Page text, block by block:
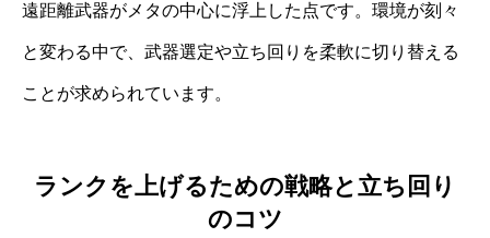
遠距離武器がメタの中心に浮上した点です。環境が刻々
と変わる中で、武器選定や立ち回りを柔軟に切り替える
ことが求められています。
ランクを上げるための戦略と立ち回り
のコツ